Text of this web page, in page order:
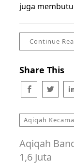
juga
Continue
Share This
Aqiqah
Aqiqah
1,6 Juta